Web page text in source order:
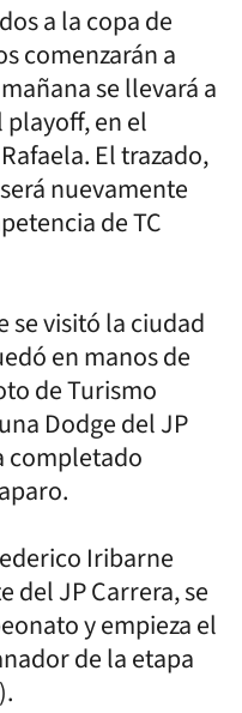
a la copa de
comenzarán a
se llevará a
en el
El trazado,
nuevamente
de TC
se visitó la ciudad
en manos de
de Turismo
Dodge del JP
completado
Iribarne
del JP Carrera, se
y empieza el
de la etapa